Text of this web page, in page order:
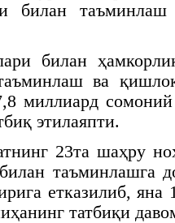
билан таъминлаш
билан
ва
миллиард
этилаяпти.
23та шаҳру
таъминлашга
етказилиб,
татбиқи